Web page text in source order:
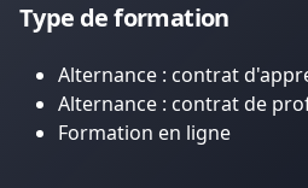
Type de formation
Alternance : contrat
Alternance : contrat de
Formation en ligne